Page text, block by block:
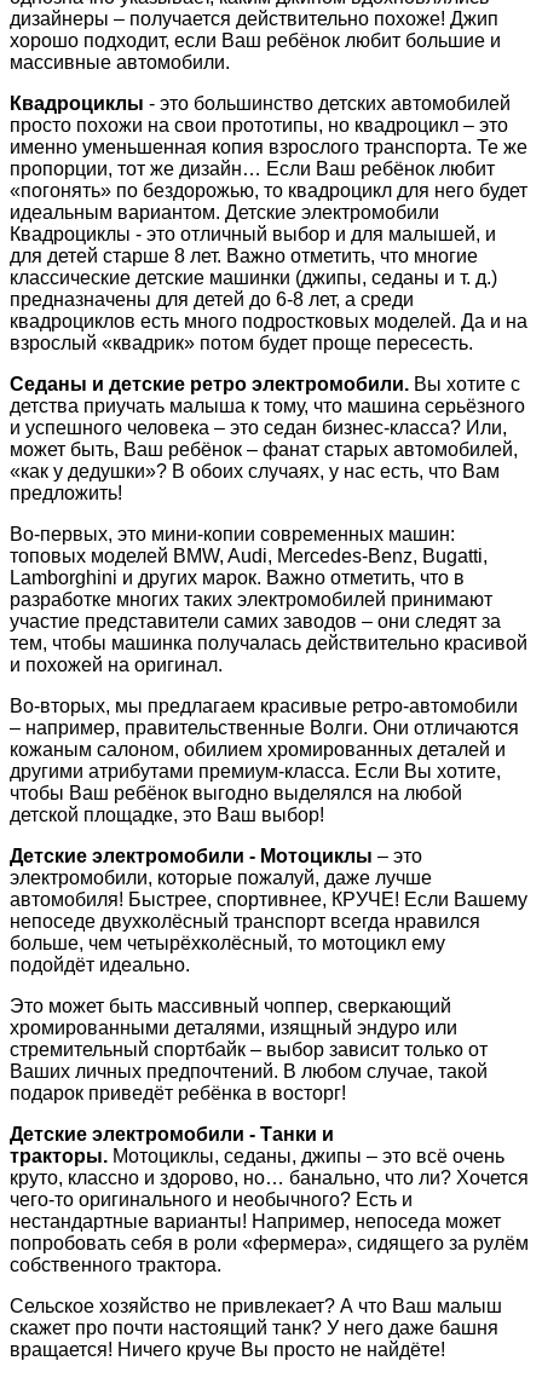
дизайнеры – получается действительно похоже! Джип
хорошо подходит, если Ваш ребёнок любит большие и
массивные автомобили.
Квадроциклы - это большинство детских автомобилей
просто похожи на свои прототипы, но квадроцикл – это
именно уменьшенная копия взрослого транспорта. Те же
пропорции, тот же дизайн… Если Ваш ребёнок любит
«погонять» по бездорожью, то квадроцикл для него будет
идеальным вариантом. Детские электромобили
Квадроциклы - это отличный выбор и для малышей, и
для детей старше 8 лет. Важно отметить, что многие
классические детские машинки (джипы, седаны и т. д.)
предназначены для детей до 6-8 лет, а среди
квадроциклов есть много подростковых моделей. Да и на
взрослый «квадрик» потом будет проще пересесть.
Седаны и детские ретро электромобили. Вы хотите с
детства приучать малыша к тому, что машина серьёзного
и успешного человека – это седан бизнес-класса? Или,
может быть, Ваш ребёнок – фанат старых автомобилей,
«как у дедушки»? В обоих случаях, у нас есть, что Вам
предложить!
Во-первых, это мини-копии современных машин:
топовых моделей BMW, Audi, Mercedes-Benz, Bugatti,
Lamborghini и других марок. Важно отметить, что в
разработке многих таких электромобилей принимают
участие представители самих заводов – они следят за
тем, чтобы машинка получалась действительно красивой
и похожей на оригинал.
Во-вторых, мы предлагаем красивые ретро-автомобили
– например, правительственные Волги. Они отличаются
кожаным салоном, обилием хромированных деталей и
другими атрибутами премиум-класса. Если Вы хотите,
чтобы Ваш ребёнок выгодно выделялся на любой
детской площадке, это Ваш выбор!
Детские электромобили - Мотоциклы – это
электромобили, которые пожалуй, даже лучше
автомобиля! Быстрее, спортивнее, КРУЧЕ! Если Вашему
непоседе двухколёсный транспорт всегда нравился
больше, чем четырёхколёсный, то мотоцикл ему
подойдёт идеально.
Это может быть массивный чоппер, сверкающий
хромированными деталями, изящный эндуро или
стремительный спортбайк – выбор зависит только от
Ваших личных предпочтений. В любом случае, такой
подарок приведёт ребёнка в восторг!
Детские электромобили - Танки и
тракторы. Мотоциклы, седаны, джипы – это всё очень
круто, классно и здорово, но… банально, что ли? Хочется
чего-то оригинального и необычного? Есть и
нестандартные варианты! Например, непоседа может
попробовать себя в роли «фермера», сидящего за рулём
собственного трактора.
Сельское хозяйство не привлекает? А что Ваш малыш
скажет про почти настоящий танк? У него даже башня
вращается! Ничего круче Вы просто не найдёте!